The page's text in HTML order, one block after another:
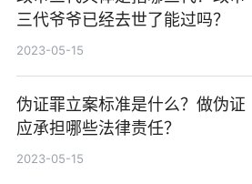
三代爷爷已经去世了能过吗？
2023-05-15
伪证罪立案标准是什么？做伪证
应承担哪些法律责任？
2023-05-15